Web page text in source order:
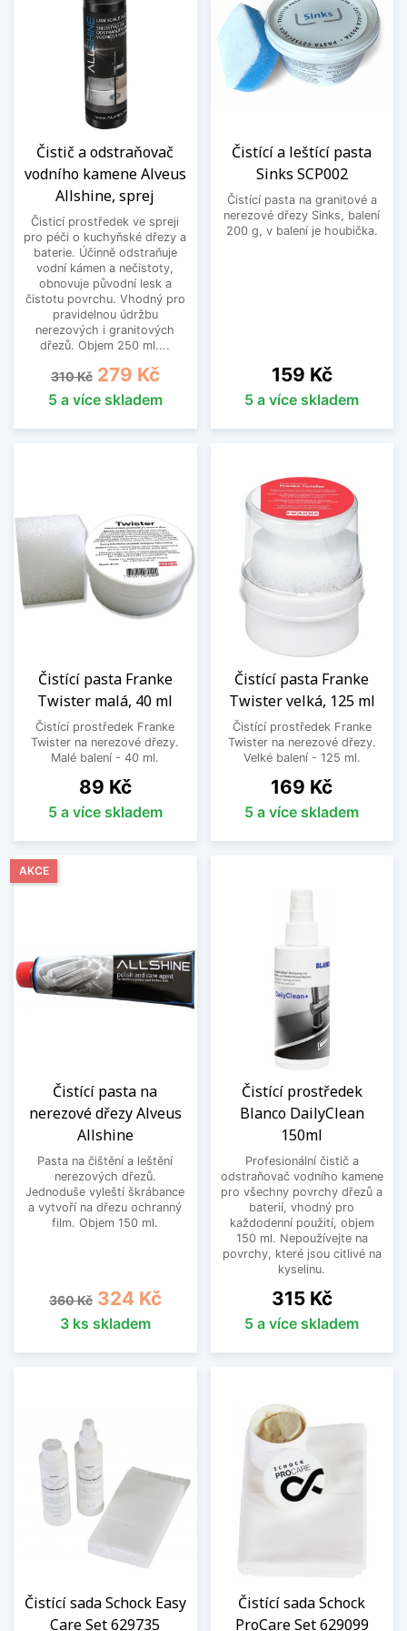
Čistič a odstraňovač
vodního kamene Alveus
Allshine, sprej
Čisticí prostředek ve spreji
pro péči o kuchyňské dřezy a
baterie. Účinně odstraňuje
vodní kámen a nečistoty,
obnovuje původní lesk a
čistotu povrchu. Vhodný pro
pravidelnou údržbu
nerezových i granitových
dřezů. Objem 250 ml....
Běžná cena
310 Kč Cena
279 Kč
5 a více skladem
Čistící a leštící pasta
Sinks SCP002
Čistící pasta na granitové a
nerezové dřezy Sinks, balení
200 g, v balení je houbička.
Cena
159 Kč
5 a více skladem
Čistící pasta Franke
Twister malá, 40 ml
Čistící prostředek Franke
Twister na nerezové dřezy.
Malé balení - 40 ml.
Cena
89 Kč
5 a více skladem
Čistící pasta Franke
Twister velká, 125 ml
Čistící prostředek Franke
Twister na nerezové dřezy.
Velké balení - 125 ml.
Cena
169 Kč
5 a více skladem
Čistící pasta na
nerezové dřezy Alveus
Allshine
Pasta na čištění a leštění
nerezových dřezů.
Jednoduše vyleští škrábance
a vytvoří na dřezu ochranný
film. Objem 150 ml.
Běžná cena
360 Kč Cena
324 Kč
3 ks skladem
AKCE
Čistící prostředek
Blanco DailyClean
150ml
Profesionální čistič a
odstraňovač vodního kamene
pro všechny povrchy dřezů a
baterií, vhodný pro
každodenní použití, objem
150 ml. Nepoužívejte na
povrchy, které jsou citlivé na
kyselinu.
Cena
315 Kč
5 a více skladem
Čistící sada Schock Easy
Care Set 629735
Čistící sada Schock
ProCare Set 629099